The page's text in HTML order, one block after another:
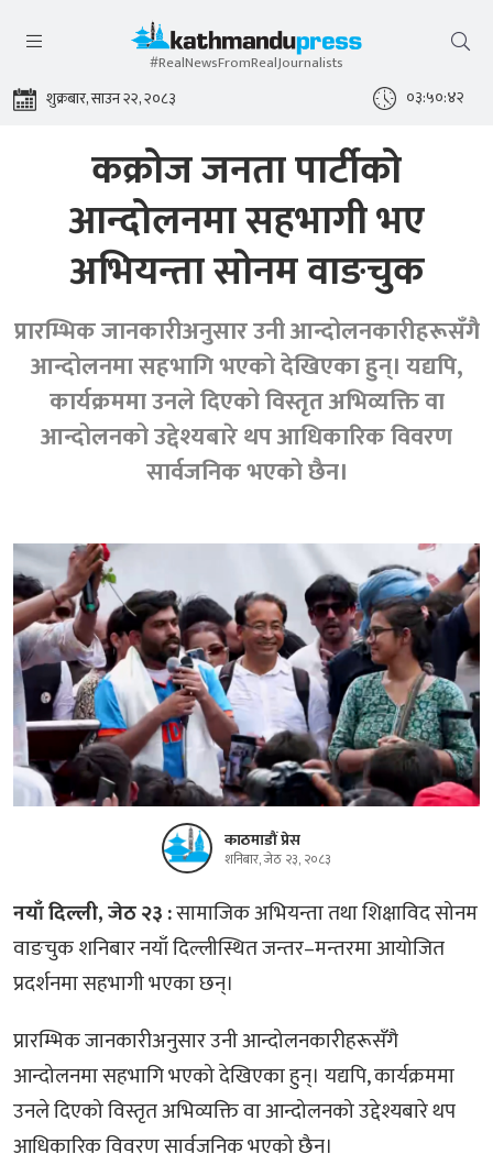
#RealNewsFromRealJournalists
शुक्रबार, साउन २२, २०८३ ०३:५०:४३
कक्रोज जनता पार्टीको
आन्दोलनमा सहभागी भए
अभियन्ता सोनम वाङचुक
प्रारम्भिक जानकारीअनुसार उनी आन्दोलनकारीहरूसँगै
आन्दोलनमा सहभागि भएको देखिएका हुन्। यद्यपि,
कार्यक्रममा उनले दिएको विस्तृत अभिव्यक्ति वा
आन्दोलनको उद्देश्यबारे थप आधिकारिक विवरण
सार्वजनिक भएको छैन।
काठमाडौं प्रेस
शनिबार, जेठ २३, २०८३
नयाँ दिल्ली, जेठ २३ :सामाजिक अभियन्ता तथा शिक्षाविद सोनम
वाङचुक शनिबार नयाँ दिल्लीस्थित जन्तर–मन्तरमा आयोजित
प्रदर्शनमा सहभागी भएका छन्।
प्रारम्भिक जानकारीअनुसार उनी आन्दोलनकारीहरूसँगै
आन्दोलनमा सहभागि भएको देखिएका हुन्। यद्यपि, कार्यक्रममा
उनले दिएको विस्तृत अभिव्यक्ति वा आन्दोलनको उद्देश्यबारे थप
आधिकारिक विवरण सार्वजनिक भएको छैन।